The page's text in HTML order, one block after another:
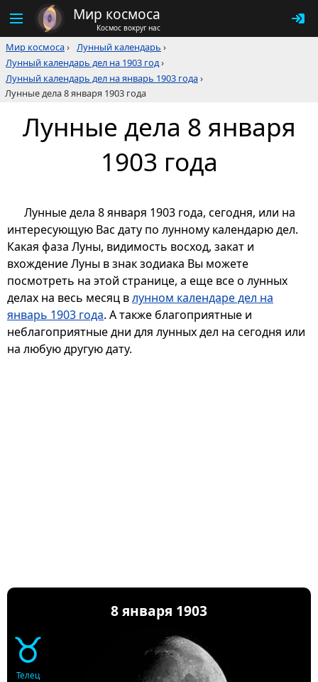
Мир космоса
Космос вокруг нас
Мир космоса› Лунный календарь ›
Лунный календарь дел на 1903 год›
Лунный календарь дел на январь 1903 года›
Лунные дела 8 января 1903 года
Лунные дела 8 января
1903 года
Лунные дела 8 января 1903 года, сегодня, или на
интересующую Вас дату по лунному календарю дел.
Какая фаза Луны, видимость восход, закат и
вхождение Луны в знак зодиака Вы можете
посмотреть на этой странице, а еще все о лунных
делах на весь месяц влунном календаре дел на
январь 1903 года. А также благоприятные и
неблагоприятные дни для лунных дел на сегодня или
на любую другую дату.
8 января 1903
♉
Телец